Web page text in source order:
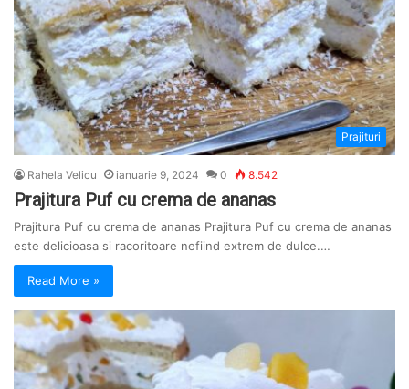
Prajituri
Rahela Velicu ianuarie 9, 2024 0 8.542
Prajitura Puf cu crema de ananas
Prajitura Puf cu crema de ananas Prajitura Puf cu crema de ananas
este delicioasa si racoritoare nefiind extrem de dulce.…
Read More »